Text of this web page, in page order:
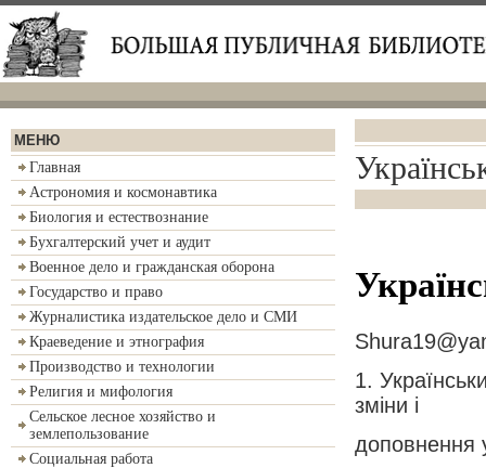
МЕНЮ
Главная
Астрономия и космонавтика
Биология и естествознание
Бухгалтерский учет и аудит
Военное дело и гражданская оборона
Государство и право
Журналистика издательское дело и СМИ
Краеведение и этнография
Производство и технологии
Религия и мифология
Сельское лесное хозяйство и
землепользование
Социальная работа
1.
зміни і
доповнення